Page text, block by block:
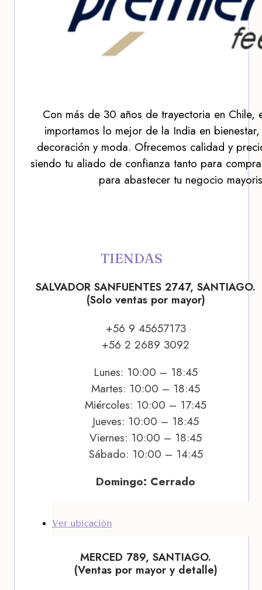
Con más de 30 años de trayectoria en Chile,
importamos lo mejor de la India en
decoración y moda. Ofrecemos calidad y
siendo tu aliado de confianza tanto para
para abastecer tu negocio
TIENDAS
SALVADOR SANFUENTES 2747, SANTIAGO.
(Solo ventas por mayor)
+56 9 45657173
+56 2 2689 3092
Lunes: 10:00 – 18:45
Martes: 10:00 – 18:45
Miércoles: 10:00 – 17:45
Jueves: 10:00 – 18:45
Viernes: 10:00 – 18:45
Sábado: 10:00 – 14:45
Domingo: Cerrado
Ver ubicación
MERCED 789, SANTIAGO.
(Ventas por mayor y detalle)